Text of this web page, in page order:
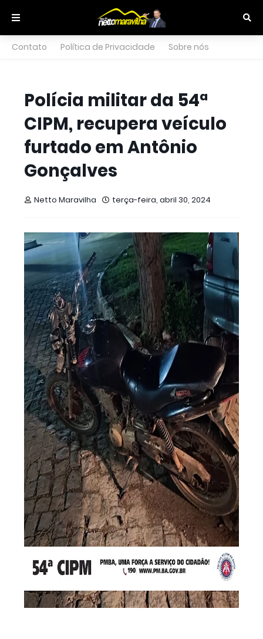
Contato Política de Privacidade Sobre nós
Polícia militar da 54ª
CIPM, recupera veículo
furtado em Antônio
Gonçalves
Netto Maravilha terça-feira, abril 30, 2024